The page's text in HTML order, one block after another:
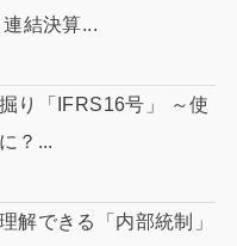
結決算...
り「IFRS16号」 ～使
？...
解できる「内部統制」